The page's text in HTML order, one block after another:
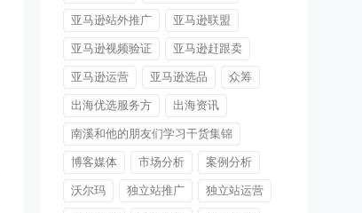
亚马逊站外推广 亚马逊联盟
亚马逊视频验证 亚马逊赶跟卖
亚马逊运营 亚马逊选品 众筹
出海优选服务方 出海资讯
南溪和他的朋友们学习干货集锦
博客媒体 市场分析 案例分析
沃尔玛 独立站推广 独立站运营